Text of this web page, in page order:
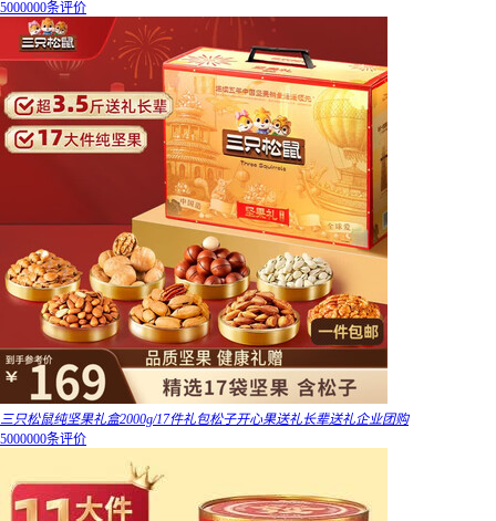
5000000条评价
三只松鼠纯坚果礼盒2000g/17件礼包松子开心果送礼长辈送礼企业团购
5000000条评价